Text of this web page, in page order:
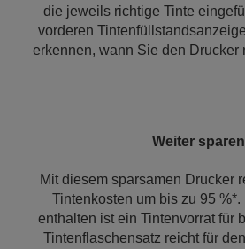
die jeweils richtige Tinte
vorderen
erkennen, wann Sie den Drucker
Weiter sparen
Mit diesem sparsamen Drucker
Tintenkosten um bis zu 95 %*.
enthalten ist ein Tintenvorrat für
Tintenflaschensatz reicht für